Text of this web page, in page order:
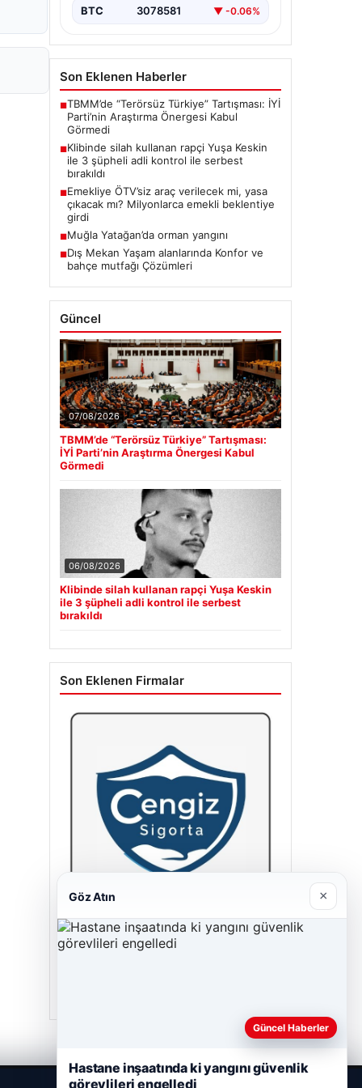
BTC 3078581 ▼ -0.06%
Son Eklenen Haberler
■TBMM’de “Terörsüz Türkiye” Tartışması: İYİ
Parti’nin Araştırma Önergesi Kabul
Görmedi
■Klibinde silah kullanan rapçi Yuşa Keskin
ile 3 şüpheli adli kontrol ile serbest
bırakıldı
■Emekliye ÖTV’siz araç verilecek mi, yasa
çıkacak mı? Milyonlarca emekli beklentiye
girdi
■Muğla Yatağan’da orman yangını
■Dış Mekan Yaşam alanlarında Konfor ve
bahçe mutfağı Çözümleri
Güncel
07/08/2026
TBMM’de “Terörsüz Türkiye” Tartışması:
İYİ Parti’nin Araştırma Önergesi Kabul
Görmedi
06/08/2026
Klibinde silah kullanan rapçi Yuşa Keskin
ile 3 şüpheli adli kontrol ile serbest
bırakıldı
Son Eklenen Firmalar
Cengiz Sigorta
Göz Atın ×
Güncel Haberler
Hastane inşaatında ki yangını güvenlik
görevlileri engelledi